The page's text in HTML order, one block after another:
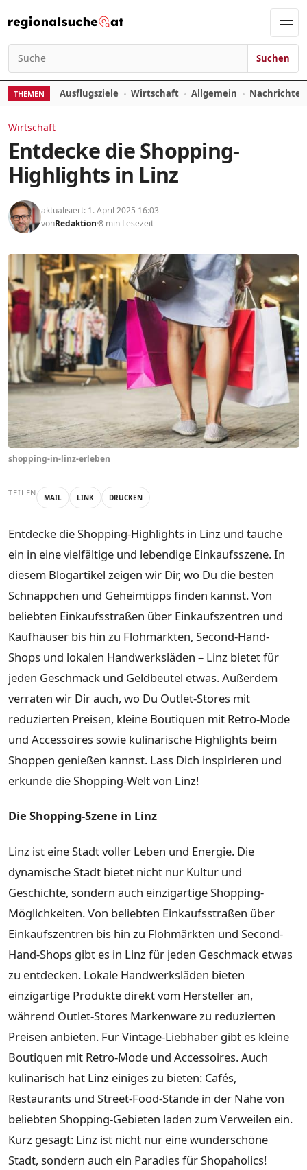
Suchen nach:
Suchen
THEMEN Ausflugsziele Wirtschaft Allgemein
Wirtschaft
Entdecke die Shopping-
Highlights in Linz
aktualisiert: 1. April 2025 16:03
vonRedaktion 8 min Lesezeit
shopping-in-linz-erleben
TEILEN MAIL LINK DRUCKEN
Entdecke die Shopping-Highlights in Linz und tauche
ein in eine vielfältige und lebendige Einkaufsszene. In
diesem Blogartikel zeigen wir Dir, wo Du die besten
Schnäppchen und Geheimtipps finden kannst. Von
beliebten Einkaufsstraßen über Einkaufszentren und
Kaufhäuser bis hin zu Flohmärkten, Second-Hand-
Shops und lokalen Handwerksläden – Linz bietet für
jeden Geschmack und Geldbeutel etwas. Außerdem
verraten wir Dir auch, wo Du Outlet-Stores mit
reduzierten Preisen, kleine Boutiquen mit Retro-Mode
und Accessoires sowie kulinarische Highlights beim
Shoppen genießen kannst. Lass Dich inspirieren und
erkunde die Shopping-Welt von Linz!
Die Shopping-Szene in Linz
Linz ist eine Stadt voller Leben und Energie. Die
dynamische Stadt bietet nicht nur Kultur und
Geschichte, sondern auch einzigartige Shopping-
Möglichkeiten. Von beliebten Einkaufsstraßen über
Einkaufszentren bis hin zu Flohmärkten und Second-
Hand-Shops gibt es in Linz für jeden Geschmack etwas
zu entdecken. Lokale Handwerksläden bieten
einzigartige Produkte direkt vom Hersteller an,
während Outlet-Stores Markenware zu reduzierten
Preisen anbieten. Für Vintage-Liebhaber gibt es kleine
Boutiquen mit Retro-Mode und Accessoires. Auch
kulinarisch hat Linz einiges zu bieten: Cafés,
Restaurants und Street-Food-Stände in der Nähe von
beliebten Shopping-Gebieten laden zum Verweilen ein.
Kurz gesagt: Linz ist nicht nur eine wunderschöne
Stadt, sondern auch ein Paradies für Shopaholics!